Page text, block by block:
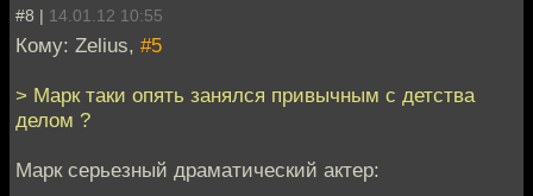
#8 | 14.01.12 10:55
Кому: Zelius, #5
> Марк таки опять занялся привычным с детства
делом ?
Марк серьезный драматический актер: